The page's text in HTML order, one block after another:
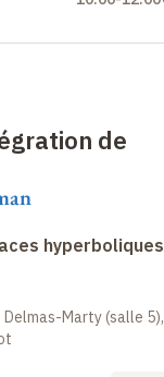
de
hyperboliques
Marty (salle 5),